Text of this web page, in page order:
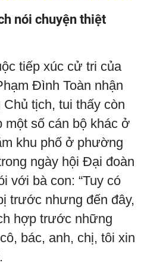
nói chuyện thiệt
tiếp xúc cử tri của
Đình Toàn nhận
Chủ tịch, tui thấy còn
một số cán bộ khác ở
khu phố ở phường
ngày hội Đại đoàn
với bà con: “Tuy có
trước nhưng đến đây,
hợp trước những
bác, anh, chị, tôi xin